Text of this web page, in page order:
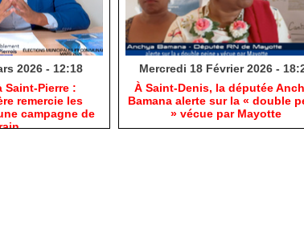
2026 - 12:18
Saint-Pierre :
remercie les
campagne de
Mercredi 18 Février 2026 -
​À Saint-Denis, la députée
Bamana alerte sur la « double
» vécue par Mayotte